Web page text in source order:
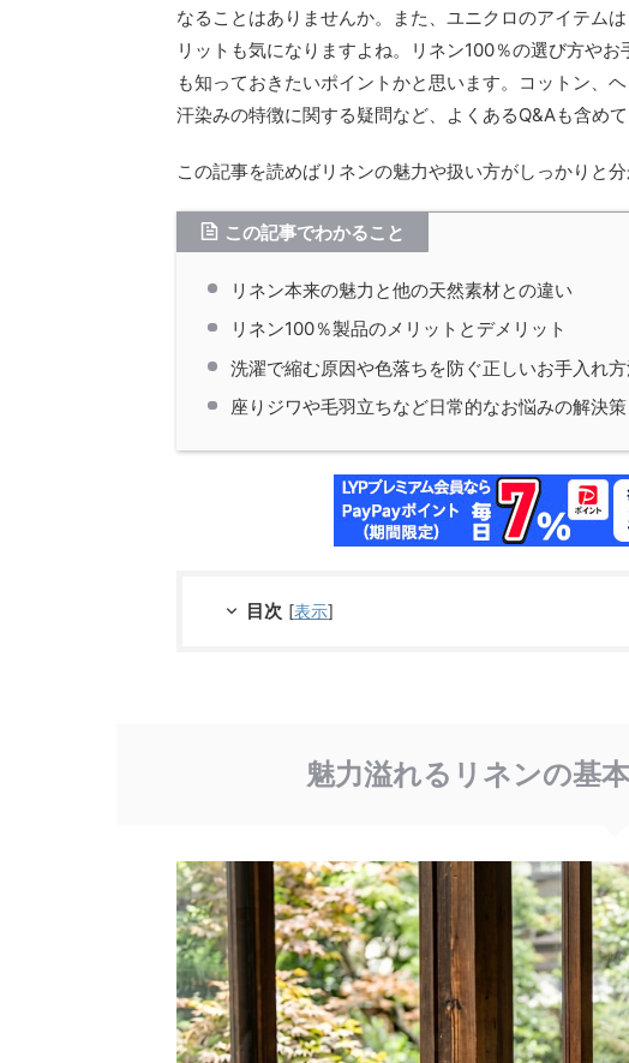
なることはありませんか。また、ユニクロのアイテム
リットも気になりますよね。リネン100％の選び方や
も知っておきたいポイントかと思います。コットン、
汗染みの特徴に関する疑問など、よくあるQ&Aも含め
この記事を読めばリネンの魅力や扱い方がしっかりと分
この記事でわかること
リネン本来の魅力と他の天然素材との違い
リネン100％製品のメリットとデメリット
洗濯で縮む原因や色落ちを防ぐ正しいお手入れ
座りジワや毛羽立ちなど日常的なお悩みの解決策
目次 [表示]
魅力溢れるリネンの基